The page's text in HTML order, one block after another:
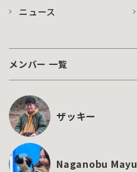
ニュース
メンバー 一覧
ザッキー
Naganobu Mayu